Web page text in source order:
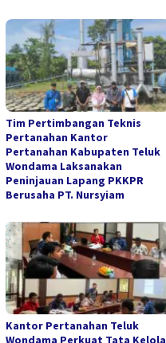
Tim Pertimbangan Teknis
Pertanahan Kantor
Pertanahan Kabupaten Teluk
Wondama Laksanakan
Peninjauan Lapang PKKPR
Berusaha PT. Nursyiam
Kantor Pertanahan Teluk
Wondama Perkuat Tata Kelola